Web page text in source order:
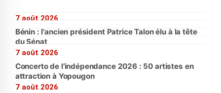
7 août 2026
Bénin : l'ancien président Patrice Talon élu à la tête
du Sénat
7 août 2026
Concerto de l’indépendance 2026 : 50 artistes en
attraction à Yopougon
7 août 2026